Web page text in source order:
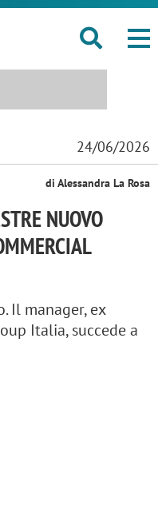
24/06/2026
di Alessandra La Rosa
NUOVO
Il manager, ex
Italia, succede a